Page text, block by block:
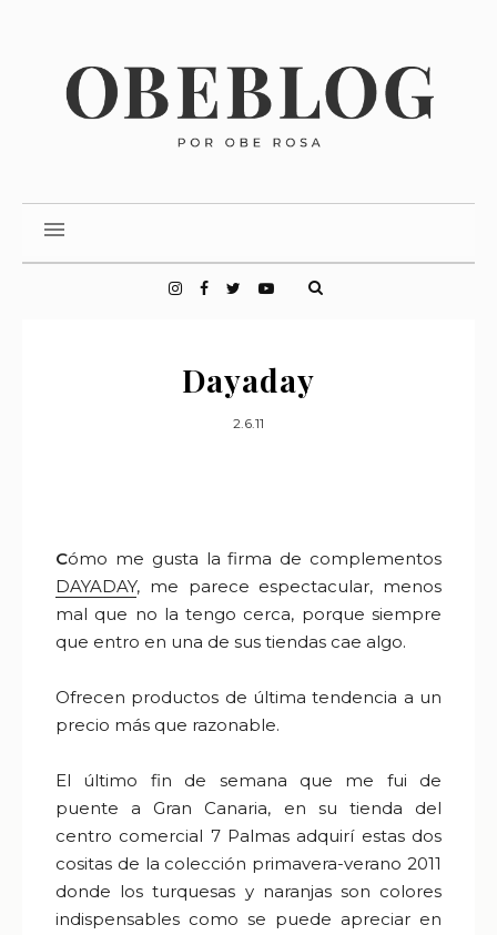
Dayaday
2.6.11
Cómo me gusta la firma de complementos
DAYADAY, me parece espectacular, menos
mal que no la tengo cerca, porque siempre
que entro en una de sus tiendas cae algo.
Ofrecen productos de última tendencia a un
precio más que razonable.
El último fin de semana que me fui de
puente a Gran Canaria, en su tienda del
centro comercial 7 Palmas adquirí estas dos
cositas de la colección primavera-verano 2011
donde los turquesas y naranjas son colores
indispensables como se puede apreciar en